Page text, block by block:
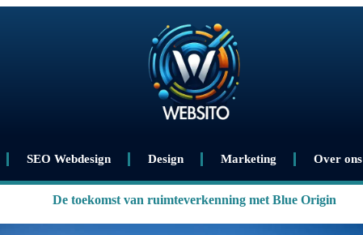
SEO Webdesign Design Marketing Over ons
De toekomst van ruimteverkenning met Blue Origin